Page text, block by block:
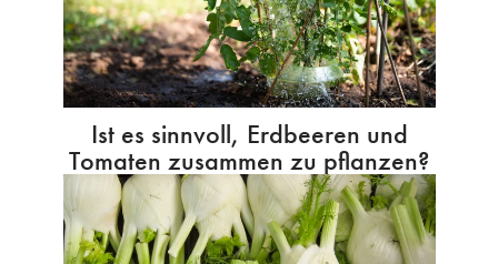
Ist es sinnvoll, Erdbeeren und
Tomaten zusammen zu pflanzen?